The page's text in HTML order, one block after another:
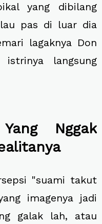
yang dibilang
pas di luar dia
lagaknya Don
langsung
Nggak
"suami takut
imagenya jadi
galak lah, atau